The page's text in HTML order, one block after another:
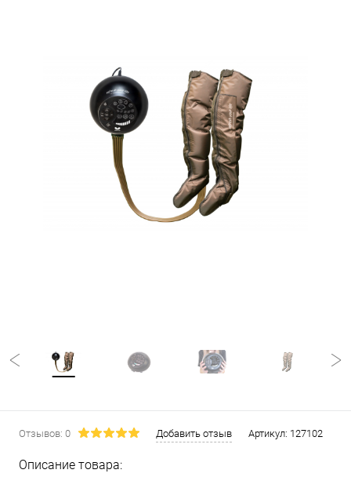
Отзывов: 0 Добавить отзыв Артикул: 127102
Описание товара: